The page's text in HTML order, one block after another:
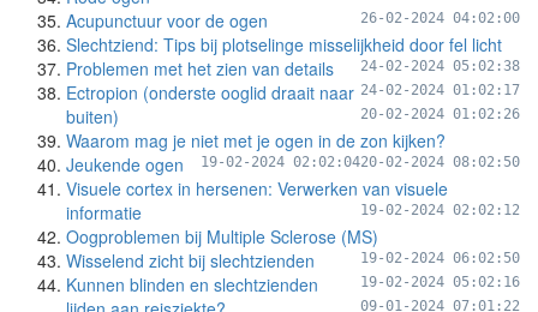
Acupunctuur voor de ogen 26-02-2024 04:02:00
Slechtziend: Tips bij plotselinge misselijkheid door fel licht
24-02-2024 05:02:38
Problemen met het zien van details
24-02-2024 01:02:17
Ectropion (onderste ooglid draait naar
buiten)
20-02-2024 01:02:26
Waarom mag je niet met je ogen in de zon kijken?
20-02-2024 08:02:50
Jeukende ogen 19-02-2024 02:02:04
Visuele cortex in hersenen: Verwerken van visuele
informatie
19-02-2024 02:02:12
Oogproblemen bij Multiple Sclerose (MS)
19-02-2024 06:02:50
Wisselend zicht bij slechtzienden
19-02-2024 05:02:16
Kunnen blinden en slechtzienden
09-01-2024 07:01:22